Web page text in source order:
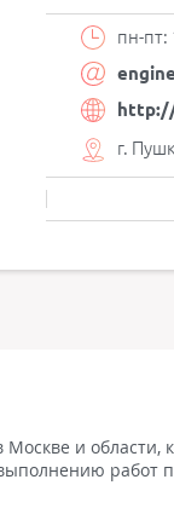
пн-пт:
г.
и области,
работ